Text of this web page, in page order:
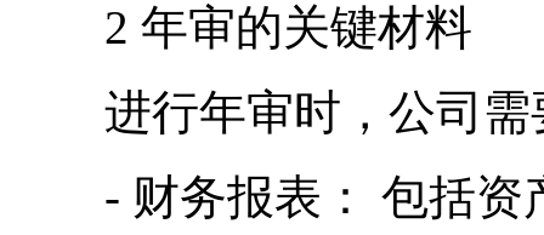
2 年审的关键材料
进行年审时，公司需
- 财务报表： 包括资